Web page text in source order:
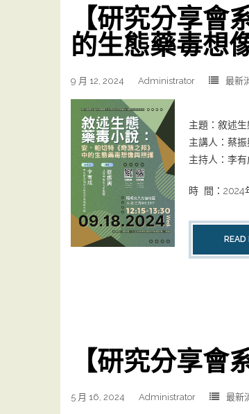
【研究分享
的生態藥毒想
9 月 12, 2024 Administrator 最新
主題：敘述
主講人：蔡
主持人：李有
時 間：2024
READ
【研究分享
5 月 16, 2024 Administrator 最新